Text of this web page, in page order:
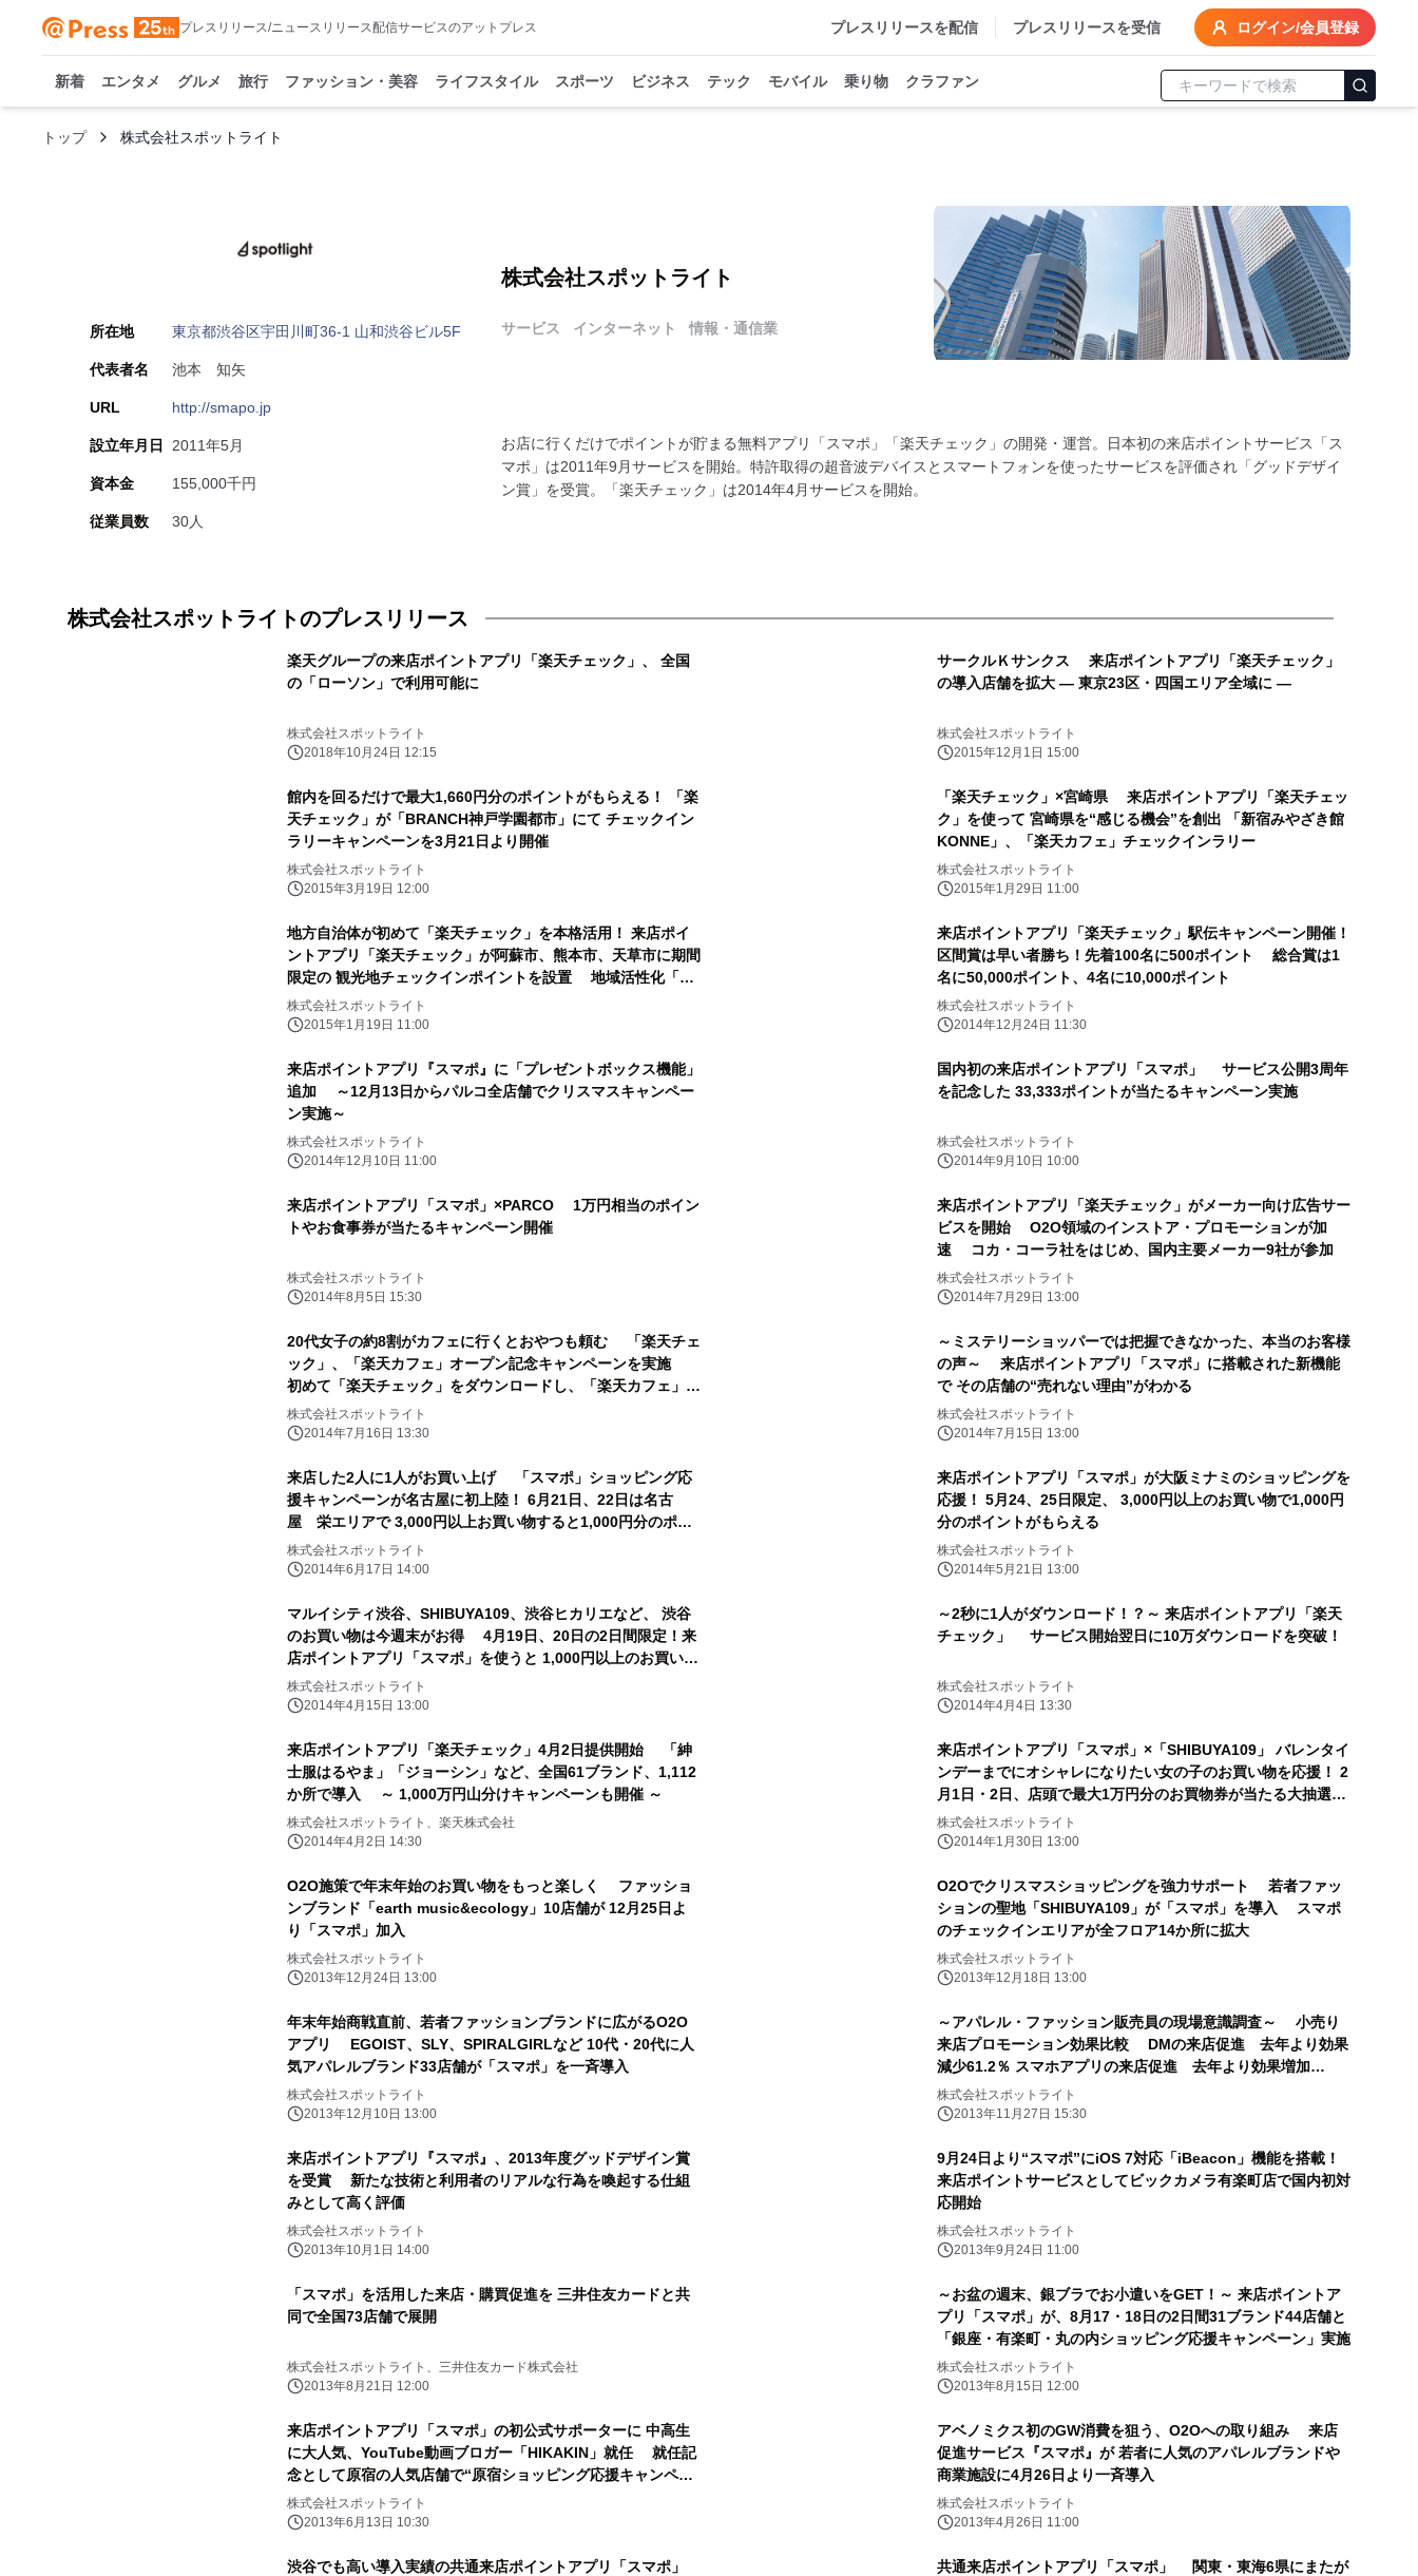
プレスリリース/ニュースリリース配信サービスのアットプレス プレスリリースを配信 プレスリリースを受信 ログイン/会員登録
新着 エンタメ グルメ 旅行 ファッション・美容 ライフスタイル スポーツ ビジネス テック モバイル 乗り物 クラファン
トップ 株式会社スポットライト
株式会社スポットライト
サービス インターネット 情報・通信業
お店に行くだけでポイントが貯まる無料アプリ「スマポ」「楽天チェック」の開発・運営。日本初の来店ポイントサービス「ス
マポ」は2011年9月サービスを開始。特許取得の超音波デバイスとスマートフォンを使ったサービスを評価され「グッドデザイ
ン賞」を受賞。「楽天チェック」は2014年4月サービスを開始。
所在地 東京都渋谷区宇田川町36-1 山和渋谷ビル5F
代表者名 池本 知矢
URL http://smapo.jp
設立年月日 2011年5月
資本金 155,000千円
従業員数 30人
株式会社スポットライトのプレスリリース
楽天グループの来店ポイントアプリ「楽天チェック」、 全国
の「ローソン」で利用可能に
株式会社スポットライト
2018年10月24日 12:15
サークルＫサンクス 来店ポイントアプリ「楽天チェック」
の導入店舗を拡大 ― 東京23区・四国エリア全域に ―
株式会社スポットライト
2015年12月1日 15:00
館内を回るだけで最大1,660円分のポイントがもらえる！ 「楽
天チェック」が「BRANCH神戸学園都市」にて チェックイン
ラリーキャンペーンを3月21日より開催
株式会社スポットライト
2015年3月19日 12:00
「楽天チェック」×宮崎県 来店ポイントアプリ「楽天チェッ
ク」を使って 宮崎県を“感じる機会”を創出 「新宿みやざき館
KONNE」、「楽天カフェ」チェックインラリー
株式会社スポットライト
2015年1月29日 11:00
地方自治体が初めて「楽天チェック」を本格活用！ 来店ポイ
ントアプリ「楽天チェック」が阿蘇市、熊本市、天草市に期間
限定の 観光地チェックインポイントを設置 地域活性化「ポ
イントゲットの旅」1月19日よりスタート
株式会社スポットライト
2015年1月19日 11:00
来店ポイントアプリ「楽天チェック」駅伝キャンペーン開催！
区間賞は早い者勝ち！先着100名に500ポイント 総合賞は1
名に50,000ポイント、4名に10,000ポイント
株式会社スポットライト
2014年12月24日 11:30
来店ポイントアプリ『スマポ』に「プレゼントボックス機能」
追加 ～12月13日からパルコ全店舗でクリスマスキャンペー
ン実施～
株式会社スポットライト
2014年12月10日 11:00
国内初の来店ポイントアプリ「スマポ」 サービス公開3周年
を記念した 33,333ポイントが当たるキャンペーン実施
株式会社スポットライト
2014年9月10日 10:00
来店ポイントアプリ「スマポ」×PARCO 1万円相当のポイン
トやお食事券が当たるキャンペーン開催
株式会社スポットライト
2014年8月5日 15:30
来店ポイントアプリ「楽天チェック」がメーカー向け広告サー
ビスを開始 O2O領域のインストア・プロモーションが加
速 コカ・コーラ社をはじめ、国内主要メーカー9社が参加
株式会社スポットライト
2014年7月29日 13:00
20代女子の約8割がカフェに行くとおやつも頼む 「楽天チェ
ック」、「楽天カフェ」オープン記念キャンペーンを実施
初めて「楽天チェック」をダウンロードし、「楽天カフェ」に
チェックインしたお客様に、カフェで大人気のパンを無料でプ
レゼント
株式会社スポットライト
2014年7月16日 13:30
～ミステリーショッパーでは把握できなかった、本当のお客様
の声～ 来店ポイントアプリ「スマポ」に搭載された新機能
で その店舗の“売れない理由”がわかる
株式会社スポットライト
2014年7月15日 13:00
来店した2人に1人がお買い上げ 「スマポ」ショッピング応
援キャンペーンが名古屋に初上陸！ 6月21日、22日は名古
屋 栄エリアで 3,000円以上お買い物すると1,000円分のポイ
ントがもらえる
株式会社スポットライト
2014年6月17日 14:00
来店ポイントアプリ「スマポ」が大阪ミナミのショッピングを
応援！ 5月24、25日限定、 3,000円以上のお買い物で1,000円
分のポイントがもらえる
株式会社スポットライト
2014年5月21日 13:00
マルイシティ渋谷、SHIBUYA109、渋谷ヒカリエなど、 渋谷
のお買い物は今週末がお得 4月19日、20日の2日間限定！来
店ポイントアプリ「スマポ」を使うと 1,000円以上のお買い物
をするたびに500円分のポイントがもらえる
株式会社スポットライト
2014年4月15日 13:00
～2秒に1人がダウンロード！？～ 来店ポイントアプリ「楽天
チェック」 サービス開始翌日に10万ダウンロードを突破！
株式会社スポットライト
2014年4月4日 13:30
来店ポイントアプリ「楽天チェック」4月2日提供開始 「紳
士服はるやま」「ジョーシン」など、全国61ブランド、1,112
か所で導入 ～ 1,000万円山分けキャンペーンも開催 ～
株式会社スポットライト、楽天株式会社
2014年4月2日 14:30
来店ポイントアプリ「スマポ」×「SHIBUYA109」 バレンタイ
ンデーまでにオシャレになりたい女の子のお買い物を応援！ 2
月1日・2日、店頭で最大1万円分のお買物券が当たる大抽選会
を開催
株式会社スポットライト
2014年1月30日 13:00
O2O施策で年末年始のお買い物をもっと楽しく ファッショ
ンブランド「earth music&ecology」10店舗が 12月25日よ
り「スマポ」加入
株式会社スポットライト
2013年12月24日 13:00
O2Oでクリスマスショッピングを強力サポート 若者ファッ
ションの聖地「SHIBUYA109」が「スマポ」を導入 スマポ
のチェックインエリアが全フロア14か所に拡大
株式会社スポットライト
2013年12月18日 13:00
年末年始商戦直前、若者ファッションブランドに広がるO2O
アプリ EGOIST、SLY、SPIRALGIRLなど 10代・20代に人
気アパレルブランド33店舗が「スマポ」を一斉導入
株式会社スポットライト
2013年12月10日 13:00
～アパレル・ファッション販売員の現場意識調査～ 小売り
来店プロモーション効果比較 DMの来店促進 去年より効果
減少61.2％ スマホアプリの来店促進 去年より効果増加
71.8％ LINE・Twitter・Facebookよりアプリなどのプロモ
ーションが有効
株式会社スポットライト
2013年11月27日 15:30
来店ポイントアプリ『スマポ』、2013年度グッドデザイン賞
を受賞 新たな技術と利用者のリアルな行為を喚起する仕組
みとして高く評価
株式会社スポットライト
2013年10月1日 14:00
9月24日より“スマポ”にiOS 7対応「iBeacon」機能を搭載！
来店ポイントサービスとしてビックカメラ有楽町店で国内初対
応開始
株式会社スポットライト
2013年9月24日 11:00
「スマポ」を活用した来店・購買促進を 三井住友カードと共
同で全国73店舗で展開
株式会社スポットライト、三井住友カード株式会社
2013年8月21日 12:00
～お盆の週末、銀ブラでお小遣いをGET！～ 来店ポイントア
プリ「スマポ」が、8月17・18日の2日間31ブランド44店舗と
「銀座・有楽町・丸の内ショッピング応援キャンペーン」実施
株式会社スポットライト
2013年8月15日 12:00
来店ポイントアプリ「スマポ」の初公式サポーターに 中高生
に大人気、YouTube動画ブロガー「HIKAKIN」就任 就任記
念として原宿の人気店舗で“原宿ショッピング応援キャンペー
ン”開催
株式会社スポットライト
2013年6月13日 10:30
アベノミクス初のGW消費を狙う、O2Oへの取り組み 来店
促進サービス『スマポ』が 若者に人気のアパレルブランドや
商業施設に4月26日より一斉導入
株式会社スポットライト
2013年4月26日 11:00
渋谷でも高い導入実績の共通来店ポイントアプリ「スマポ」
共通来店ポイントアプリ「スマポ」 関東・東海6県にまたが